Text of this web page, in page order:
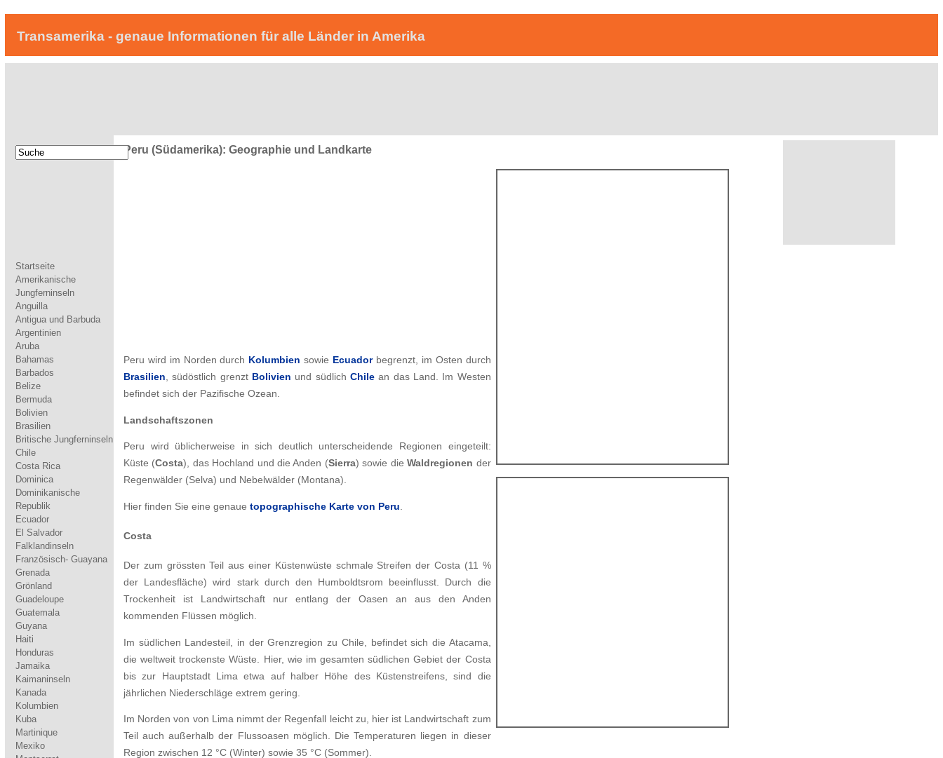
Peru (Südamerika): Geographie und Landkarte
Peru wird im Norden durch Kolumbien sowie Ecuadorbegrenzt, im Osten durch
Brasilien, südöstlich grenzt Bolivien und südlich Chilean das Land. Im Westen
befindet sich der Pazifische Ozean.
Landschaftszonen
Peru wird üblicherweise in sich deutlich unterscheidende Regionen eingeteilt:
Küste (Costa), das Hochland und die Anden (Sierra) sowie dieWaldregionen der
Regenwälder (Selva) und Nebelwälder (Montana).
Hier finden Sie eine genaue topographische Karte von Peru
Costa
Der zum grössten Teil aus einer Küstenwüste schmale Streifen der Costa (11 %
der Landesfläche) wird stark durch den Humboldtsrom beeinflusst. Durch die
Trockenheit ist Landwirtschaft nur entlang der Oasen an aus den Anden
kommenden Flüssen möglich.
Im südlichen Landesteil, in der Grenzregion zu Chile, befindet sich die Atacama,
die weltweit trockenste Wüste. Hier, wie im gesamten südlichen Gebiet der Costa
bis zur Hauptstadt Lima etwa auf halber Höhe des Küstenstreifens, sind die
jährlichen Niederschläge extrem gering.
Im Norden von von Lima nimmt der Regenfall leicht zu, hier ist Landwirtschaft zum
Teil auch außerhalb der Flussoasen möglich. Die Temperaturen liegen in dieser
Region zwischen 12 °C (Winter) sowie 35 °C (Sommer).
Startseite
Amerikanische
Jungferninseln
Anguilla
Antigua und Barbuda
Argentinien
Aruba
Bahamas
Barbados
Belize
Bermuda
Bolivien
Brasilien
Britische Jungferninseln
Chile
Costa Rica
Dominica
Dominikanische
Republik
Ecuador
El Salvador
Falklandinseln
Französisch- Guayana
Grenada
Grönland
Guadeloupe
Guatemala
Guyana
Haiti
Honduras
Jamaika
Kaimaninseln
Kanada
Kolumbien
Kuba
Martinique
Mexiko
Transamerika - genaue Informationen für alle Länder in Amerika